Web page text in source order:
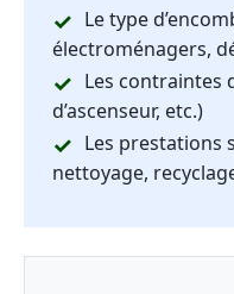
Le type
électroménagers,
Les contraintes
d’ascenseur, etc.)
Les prestations
nettoyage,